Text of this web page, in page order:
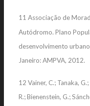
11 Associação de
Autódromo. Plano
desenvolvimento
Janeiro: AMPVA, 2012.
12 Vainer, C.; Tanaka,
R.; Bienenstein, G.;